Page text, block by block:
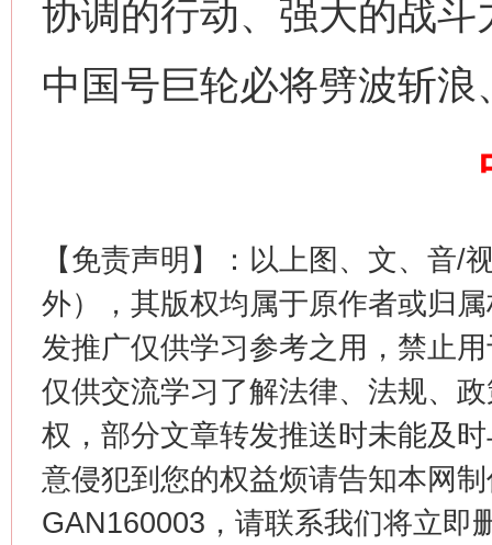
协调的行动、强大的战
中国号巨轮必将劈波斩浪
【免责声明】：以上图、文、音/
外），其版权均属于原作者或归
发推广仅供学习参考之用，禁止
仅供交流学习了解法律、法规、
权，部分文章转发推送时未能及
意侵犯到您的权益烦请告知本网
GAN160003，请联系我们将立即
揭批美国五大"原罪" "炒